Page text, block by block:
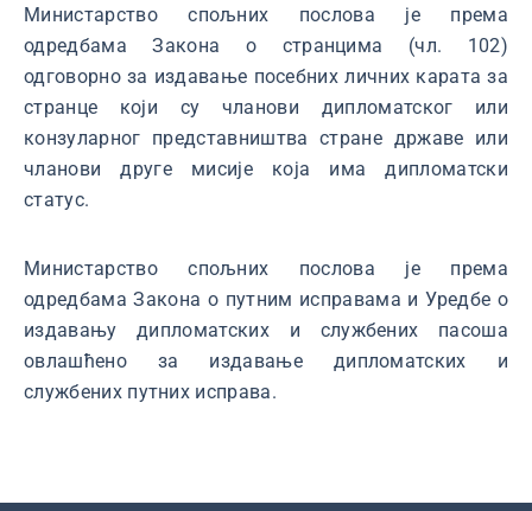
Министарство спољних послова је према
одредбама Закона о странцима (чл. 102)
одговорно за издавање посебних личних карата за
странце који су чланови дипломатског или
конзуларног представништва стране државе или
чланови друге мисије која има дипломатски
статус.
Министарство спољних послова је према
одредбама Закона о путним исправама и Уредбе о
издавању дипломатских и службених пасоша
овлашћено за издавање дипломатских и
службених путних исправa.